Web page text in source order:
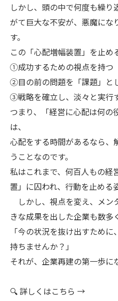
しかし、頭の中で何度も繰り
がて巨大な不安が、悪魔にな
す。
この「心配増幅装置」を止め
①成功するための視点を持つ
②目の前の問題を「課題」と
③戦略を確立し、淡々と実行
つまり、「経営に心配は何の
は、
心配をする時間があるなら、
うことなのです。
私はこれまで、何百人もの経
置」に囚われ、行動を止める
しかし、視点を変え、メン
きな成果を出した企業も数多
「今の状況を抜け出すため
持ちませんか？」
それが、企業再建の第一歩に
🔍 詳しくはこちら →